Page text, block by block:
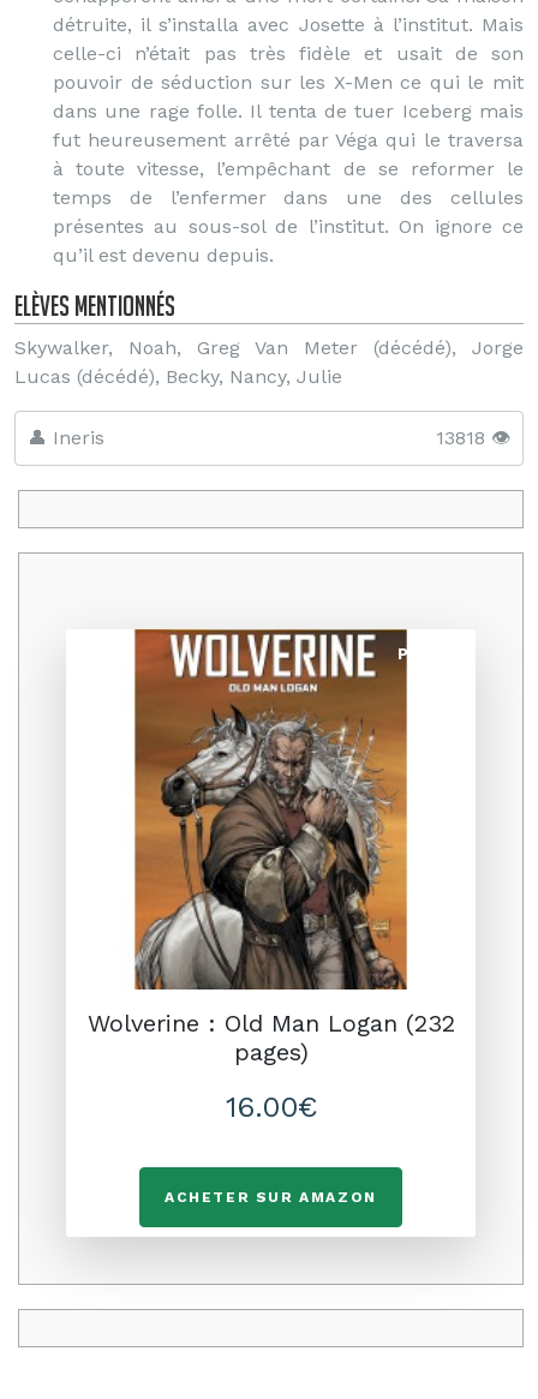
détruite, il s’installa avec Josette à l’institut. Mais
celle-ci n’était pas très fidèle et usait de son
pouvoir de séduction sur les X-Men ce qui le mit
dans une rage folle. Il tenta de tuer Iceberg mais
fut heureusement arrêté par Véga qui le traversa
à toute vitesse, l’empêchant de se reformer le
temps de l’enfermer dans une des cellules
présentes au sous-sol de l’institut. On ignore ce
qu’il est devenu depuis.
Elèves mentionnés
Skywalker, Noah, Greg Van Meter (décédé), Jorge
Lucas (décédé), Becky, Nancy, Julie
👤 Ineris 13818 👁️
Promo
Wolverine : Old Man Logan (232
pages)
16.00€
ACHETER SUR AMAZON